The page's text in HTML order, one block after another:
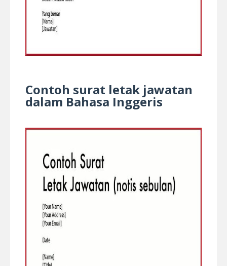
Contoh surat letak jawatan
dalam Bahasa Inggeris